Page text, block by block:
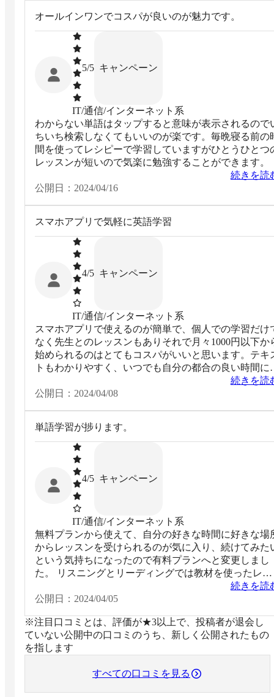
オールインワンでコスパが良いのが魅力です。
5/5 キャンペーン
IT/通信/インターネット系
わからない単語はタップすると意味が表示されるので
ちいち検索しなくてもいいのが楽です。毎晩寝る前の
間を使ってレシピーで学習していますがひとうひとつ
レッスンが短いので気楽に勉強することができます。
続きを読
公開日： 2024/04/16
スマホアプリで気軽に英語学習
4/5 キャンペーン
IT/通信/インターネット系
スマホアプリで使えるのが簡単で、個人での学習だけ
なく先生とのレッスンもありそれで月々1000円以下か
始められるのはとてもコスパがいいと思います。テキ
トもわかりやすく、いつでも自分の都合の良い時間に
続きを読
公開日： 2024/04/08
単語学習が捗ります。
4/5 キャンペーン
IT/通信/インターネット系
無料プランから使えて、自分の好きな時間に好きな場
からレッスンを受けられるのが気に入り、続けてみた
という気持ちになったので有料プランへと変更しまし
た。 リスニングとリーディングでは教材を使ったレッ
スンだけでなく、世の中の最新ニュースをトピックに
たレッスンもあるので実践的な読解力、リスニング力
続きを読
公開日： 2024/04/05
※注目口コミとは、評価が★3以上で、投稿者が退会し
ていない公開中の口コミのうち、新しく公開されたもの
を指します
すべての口コミを見る